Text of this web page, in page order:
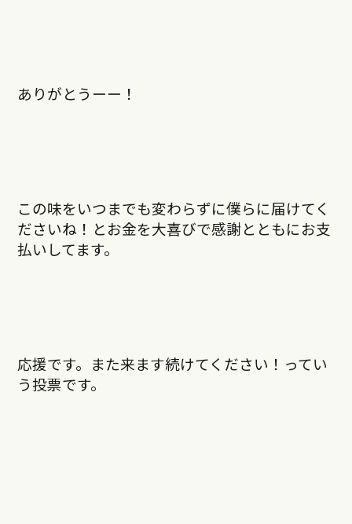
ありがとうーー！
この味をいつまでも変わらずに僕らに届けてく
ださいね！とお金を大喜びで感謝とともにお支
払いしてます。
応援です。また来ます続けてください！ってい
う投票です。